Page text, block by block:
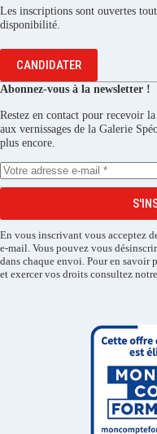
Les inscriptions sont ouvertes
disponibilité.
CANDIDATER
Abonnez-vous à la newsletter !
Restez en contact pour recevoir
aux vernissages de la Galerie
plus encore.
En vous inscrivant vous acceptez
e-mail. Vous pouvez vous
dans chaque envoi. Pour en savoir
et exercer vos droits consultez notre